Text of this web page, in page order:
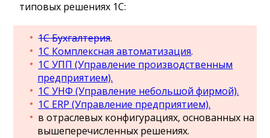
типовых решениях 1С:
1С Бухгалтерия.
1С Комплексная автоматизация.
1С УПП (Управление производственным
предприятием).
1С УНФ (Управление небольшой фирмой).
1С ERP (Управление предприятием).
в отраслевых конфигурациях, основанных на
вышеперечисленных решениях.